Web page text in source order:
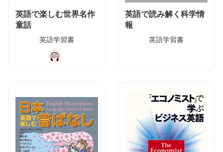
英語で楽しむ世界名作
童話
英語学習書
英語で読み解く科学情
報
英語学習書